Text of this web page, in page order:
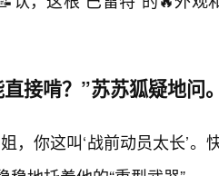
接啃？”苏苏狐疑地问。
，你这叫‘战前动员太长’